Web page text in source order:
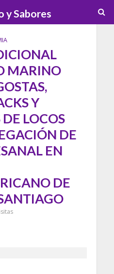
MARINO
Y
LOCOS
DE
EN
DE